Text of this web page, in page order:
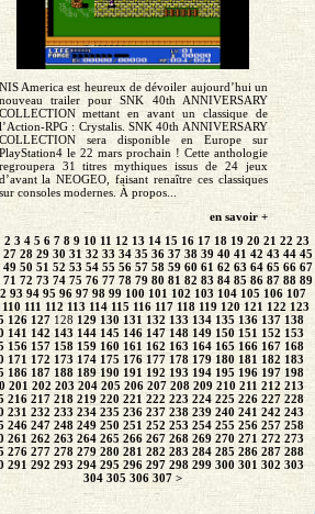
NIS America est heureux de dévoiler aujourd’hui un
nouveau trailer pour SNK 40th ANNIVERSARY
COLLECTION mettant en avant un classique de
l’Action-RPG : Crystalis. SNK 40th ANNIVERSARY
COLLECTION sera disponible en Europe sur
PlayStation4 le 22 mars prochain ! Cette anthologie
regroupera 31 titres mythiques issus de 24 jeux
d’avant la NEOGEO, faisant renaître ces classiques
sur consoles modernes. À propos...
en savoir +
2 3 4 5 6 7 8 9 10 11 12 13 14 15 16 17 18 19 20 21 22 23
27 28 29 30 31 32 33 34 35 36 37 38 39 40 41 42 43 44 45
49 50 51 52 53 54 55 56 57 58 59 60 61 62 63 64 65 66 67
71 72 73 74 75 76 77 78 79 80 81 82 83 84 85 86 87 88 89
93 94 95 96 97 98 99 100 101 102 103 104 105 106 107
110 111 112 113 114 115 116 117 118 119 120 121 122 123
126 127 128 129 130 131 132 133 134 135 136 137 138
141 142 143 144 145 146 147 148 149 150 151 152 153
156 157 158 159 160 161 162 163 164 165 166 167 168
171 172 173 174 175 176 177 178 179 180 181 182 183
186 187 188 189 190 191 192 193 194 195 196 197 198
201 202 203 204 205 206 207 208 209 210 211 212 213
216 217 218 219 220 221 222 223 224 225 226 227 228
231 232 233 234 235 236 237 238 239 240 241 242 243
246 247 248 249 250 251 252 253 254 255 256 257 258
261 262 263 264 265 266 267 268 269 270 271 272 273
276 277 278 279 280 281 282 283 284 285 286 287 288
291 292 293 294 295 296 297 298 299 300 301 302 303
304 305 306 307 >